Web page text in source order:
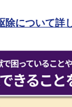
除について詳